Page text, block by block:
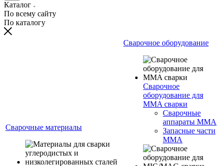
Каталог
По всему сайту
По каталогу
Сварочные материалы
Сварочное оборудование
Сварочное
оборудование для
MMA сварки
Сварочные
аппараты MMA
Запасные части
MMA